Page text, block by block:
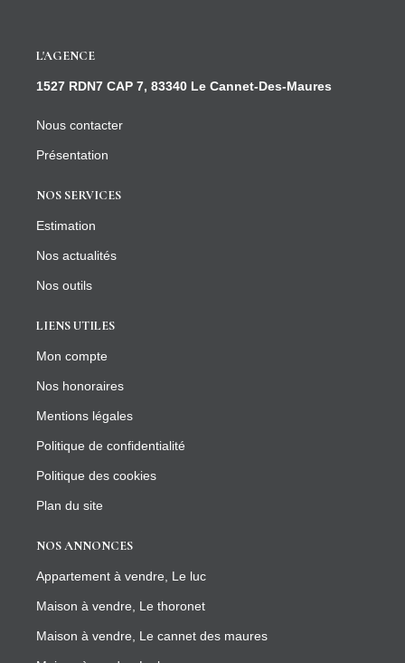
L'AGENCE
1527 RDN7 CAP 7, 83340 Le Cannet-Des-Maures
Nous contacter
Présentation
NOS SERVICES
Estimation
Nos actualités
Nos outils
LIENS UTILES
Mon compte
Nos honoraires
Mentions légales
Politique de confidentialité
Politique des cookies
Plan du site
NOS ANNONCES
Appartement à vendre, Le luc
Maison à vendre, Le thoronet
Maison à vendre, Le cannet des maures